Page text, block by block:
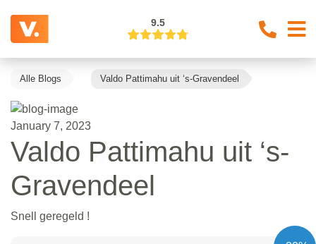
9.5
Alle Blogs Valdo Pattimahu uit ‘s-Gravendeel
January 7, 2023
Valdo Pattimahu uit ‘s-
Gravendeel
Snell geregeld !